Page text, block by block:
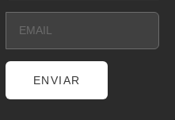
ENVIAR